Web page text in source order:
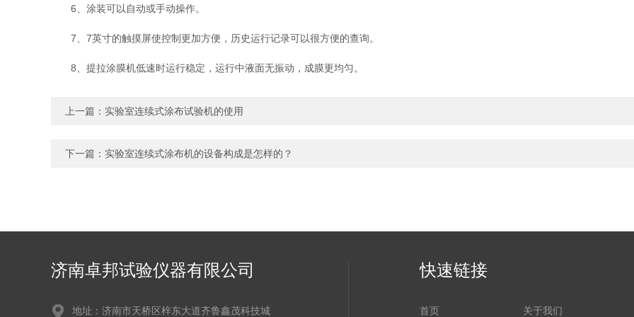
6、涂装可以自动或手动操作。
7、7英寸的触摸屏使控制更加方便，历史运行记录可以很方便的查询。
8、提拉涂膜机低速时运行稳定，运行中液面无振动，成膜更均匀。
上一篇： 实验室连续式涂布试验机的使用
下一篇： 实验室连续式涂布机的设备构成是怎样的？
济南卓邦试验仪器有限公司
地址：济南市天桥区梓东大道齐鲁鑫茂科技城
快速链接
首页 关于我们